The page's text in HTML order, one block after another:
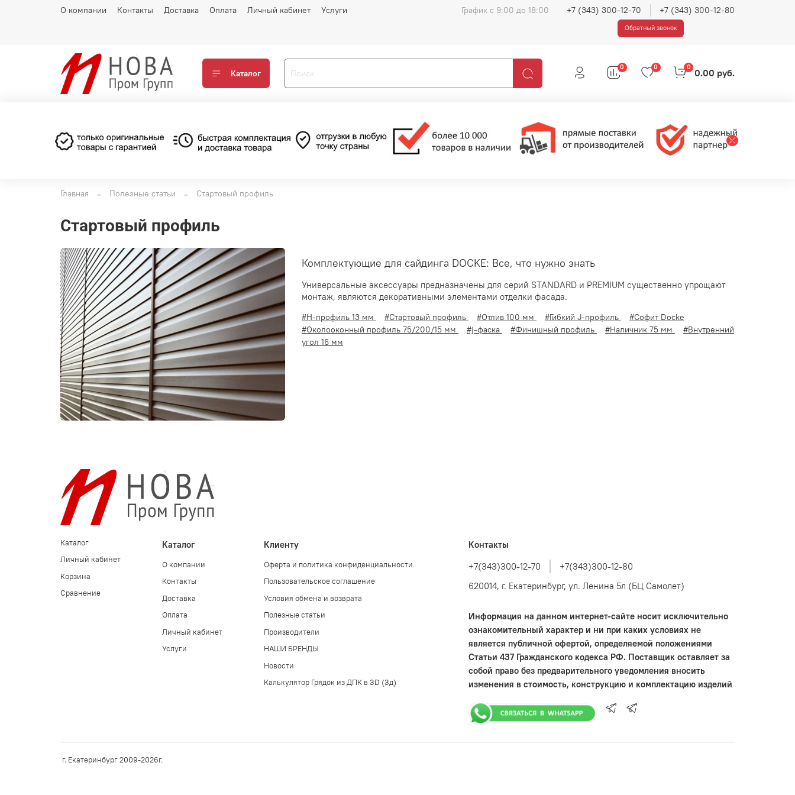
О компании Контакты Доставка Оплата Личный кабинет Услуги График с 9:00 до 18:00 +7 (343) 300-12-70 +7 (343) 300-12-80
Обратный звонок
Каталог
0 0 0 0.00 руб.
Главная Полезные статьи Стартовый профиль
Стартовый профиль
Комплектующие для сайдинга DOCKE: Все, что нужно знать
Универсальные аксессуары предназначены для серий STANDARD и PREMIUM существенно упрощают
монтаж, являются декоративными элементами отделки фасада.
#H-профиль 13 мм #Стартовый профиль #Отлив 100 мм #Гибкий J-профиль
#Софит Docke
#Околооконный профиль 75/200/15 мм
#j-фаска #Финишный профиль #Наличник 75 мм
#Внутренний
угол 16 мм
Каталог
Личный кабинет
Корзина
Сравнение
Каталог
О компании
Контакты
Доставка
Оплата
Личный кабинет
Услуги
Клиенту
Оферта и политика конфиденциальности
Пользовательское соглашение
Условия обмена и возврата
Полезные статьи
Производители
НАШИ БРЕНДЫ
Новости
Калькулятор Грядок из ДПК в 3D (3д)
Контакты
+7(343)300-12-70
+7(343)300-12-80
620014, г. Екатеринбург, ул. Ленина 5л (БЦ Самолет)
Информация на данном интернет-сайте носит исключительно
ознакомительный характер и ни при каких условиях не
является публичной офертой, определяемой положениями
Статьи 437 Гражданского кодекса РФ. Поставщик оставляет за
собой право без предварительного уведомления вносить
изменения в стоимость, конструкцию и комплектацию изделий
г. Екатеринбург 2009-2026г.